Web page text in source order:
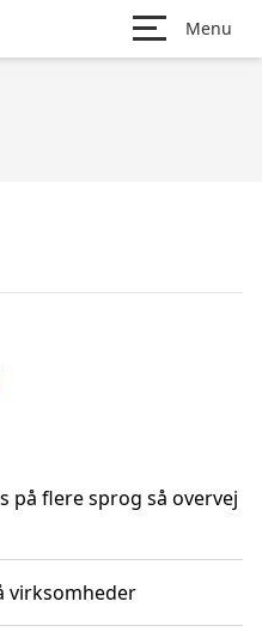
Menu
på flere sprog så overvej
virksomheder